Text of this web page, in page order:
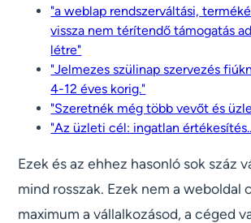
"a weblap rendszerváltási,
vissza nem térítendő támogatás
létre"
"Jelmezes szülinap szervezés
4-12 éves korig."
"Szeretnék még több vevőt és
"Az üzleti cél: ingatlan
Ezek és az ehhez hasonló sok száz
mind rosszak. Ezek nem a weboldal
maximum a vállalkozásod, a céged